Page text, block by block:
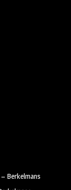
Berkelmans